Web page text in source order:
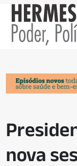
nova